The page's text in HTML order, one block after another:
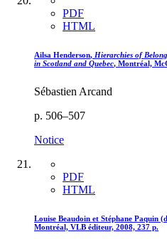
PDF
HTML
Ailsa Henderson, Hierarchies of
in Scotland and Quebec, Montréal,
Sébastien Arcand
p. 506–507
Notice
PDF
HTML
Louise Beaudoin et Stéphane Paquin
Montréal, VLB éditeur, 2008, 237 p.